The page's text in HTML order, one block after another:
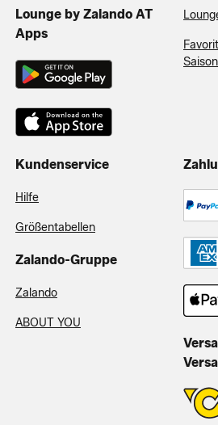
Lounge by Zalando AT
Apps
Saison
Kundenservice
Hilfe
Größentabellen
Zalando-Gruppe
Zalando
ABOUT YOU